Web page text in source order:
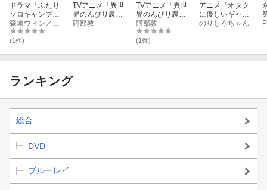
ドラマ「ふたり
ソロキャンプ」
【Blu-ray】
(1件)
TVアニメ「異世
界のんびり農家
2」下巻【Blu-ra
阿部敦
TVアニメ「異世
界のんびり農家
2」上巻【Blu-ra
y】
阿部敦
(1件)
アニメ『オタク
に優しいギャル
はいない!?』 Bl
のりしろちゃん
ランキング
総合
DVD
ブルーレイ